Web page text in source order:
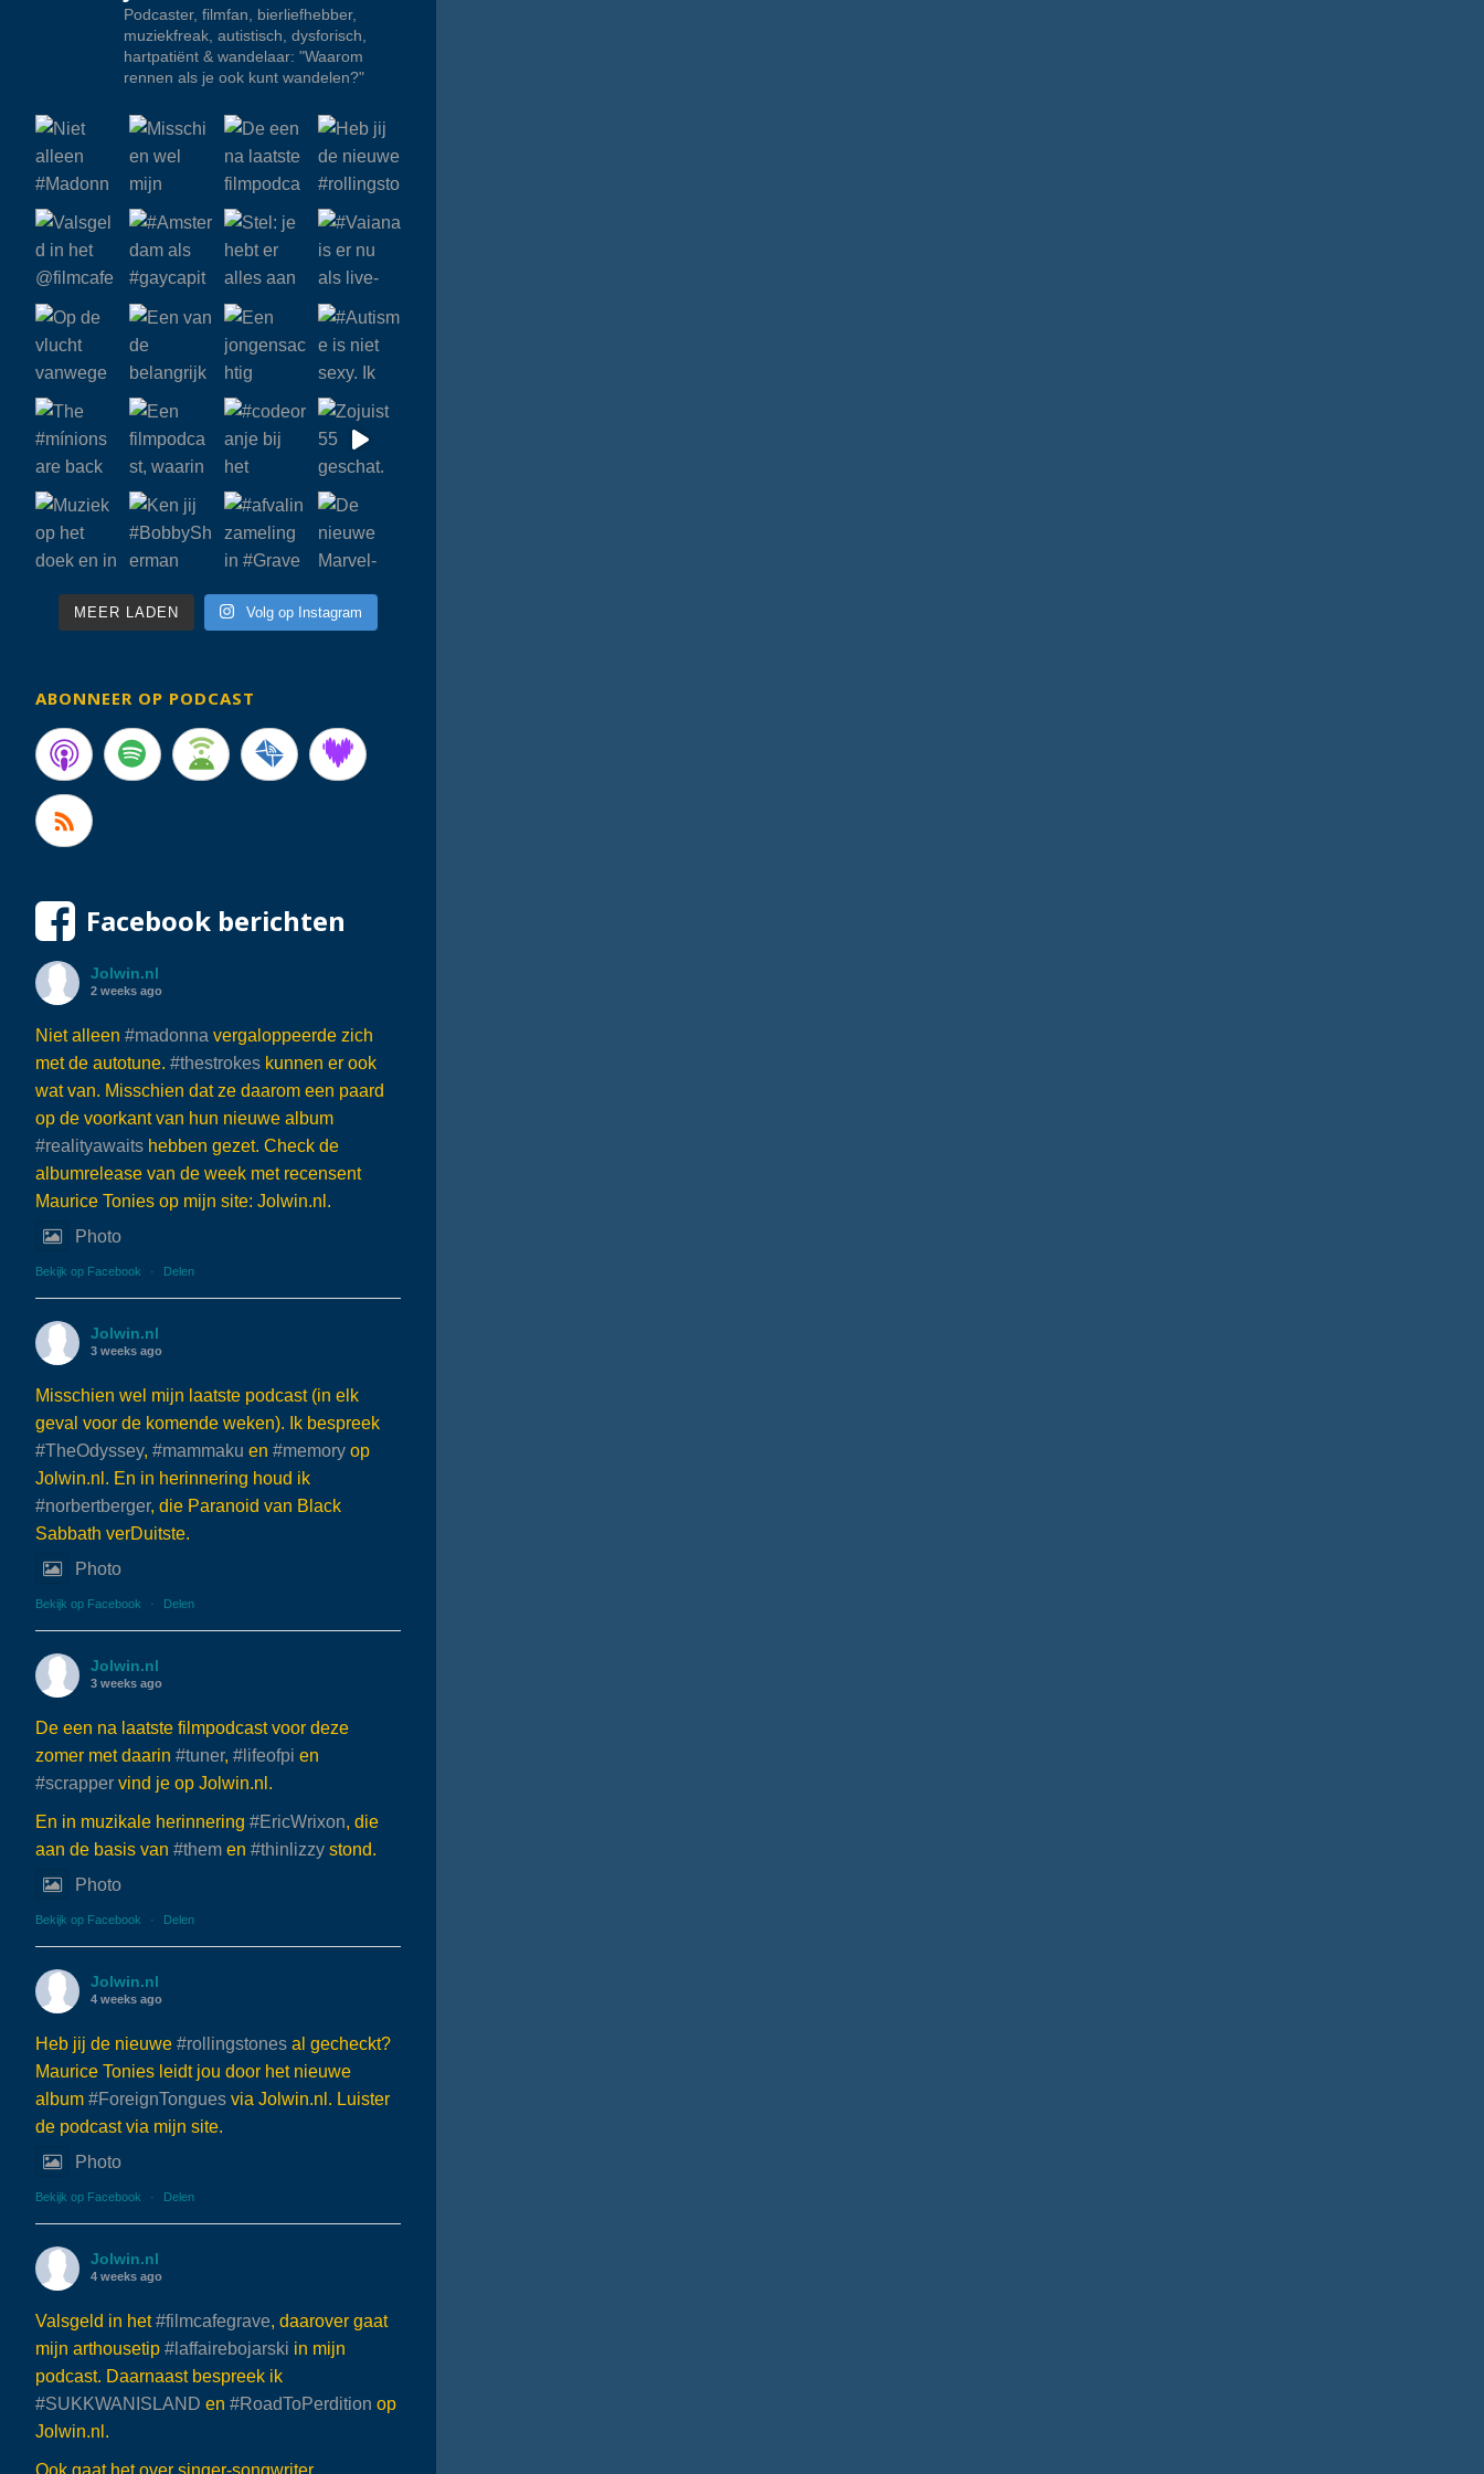
Podcaster, filmfan, bierliefhebber,
muziekfreak, autistisch, dysforisch,
hartpatiënt & wandelaar: "Waarom
rennen als je ook kunt wandelen?"
MEER LADEN Volg op Instagram
ABONNEER OP PODCAST
Facebook berichten
Jolwin.nl
2 weeks ago
Niet alleen #madonna vergaloppeerde zich
met de autotune. #thestrokes kunnen er ook
wat van. Misschien dat ze daarom een paard
op de voorkant van hun nieuwe album
#realityawaits hebben gezet. Check de
albumrelease van de week met recensent
Maurice Tonies op mijn site: Jolwin.nl.
Photo
Bekijk op Facebook · Delen
Jolwin.nl
3 weeks ago
Misschien wel mijn laatste podcast (in elk
geval voor de komende weken). Ik bespreek
#TheOdyssey, #mammaku en #memory op
Jolwin.nl. En in herinnering houd ik
#norbertberger, die Paranoid van Black
Sabbath verDuitste.
Photo
Bekijk op Facebook · Delen
Jolwin.nl
3 weeks ago
De een na laatste filmpodcast voor deze
zomer met daarin #tuner, #lifeofpi en
#scrapper vind je op Jolwin.nl.
En in muzikale herinnering #EricWrixon, die
aan de basis van #them en #thinlizzy stond.
Photo
Bekijk op Facebook · Delen
Jolwin.nl
4 weeks ago
Heb jij de nieuwe #rollingstones al gecheckt?
Maurice Tonies leidt jou door het nieuwe
album #ForeignTongues via Jolwin.nl. Luister
de podcast via mijn site.
Photo
Bekijk op Facebook · Delen
Jolwin.nl
4 weeks ago
Valsgeld in het#filmcafegrave, daarover gaat
mijn arthousetip #laffairebojarski in mijn
podcast. Daarnaast bespreek ik
#SUKKWANISLAND en #RoadToPerdition op
Jolwin.nl.
Ook gaat het over singer-songwriter